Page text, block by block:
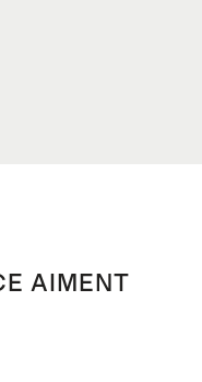
AIMENT